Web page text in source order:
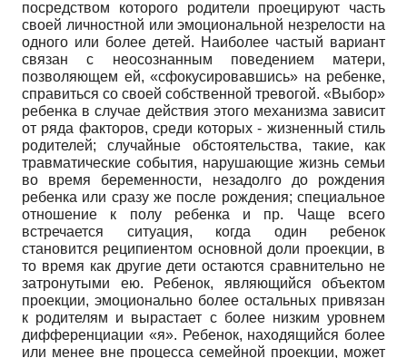
посредством которого родители проецируют часть
своей личностной или эмоциональной незрелости на
одного или более детей. Наиболее частый вариант
связан с неосознанным поведением матери,
позволяющем ей, «сфокусировавшись» на ребенке,
справиться со своей собственной тревогой. «Выбор»
ребенка в случае действия этого механизма зависит
от ряда факторов, среди которых - жизненный стиль
родителей; случайные обстоятельства, такие, как
травматические события, нарушающие жизнь семьи
во время беременности, незадолго до рождения
ребенка или сразу же после рождения; специальное
отношение к полу ребенка и пр. Чаще всего
встречается ситуация, когда один ребенок
становится реципиентом основной доли проекции, в
то время как другие дети остаются сравнительно не
затронутыми ею. Ребенок, являющийся объектом
проекции, эмоционально более остальных привязан
к родителям и вырастает с более низким уровнем
дифференциации «я». Ребенок, находящийся более
или менее вне процесса семейной проекции, может